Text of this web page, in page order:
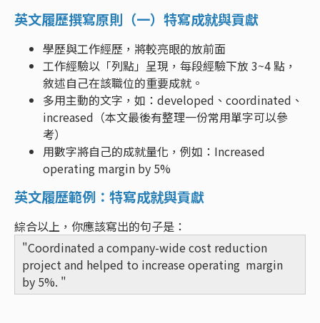
英文履歷撰寫原則（一）特寫成就與貢獻
學歷與工作經歷，將較亮眼的放前面
工作經驗以「列點」呈現，每段經驗下放 3~4 點，
敘述自己在該職位的重要成就。
多用主動的文字，如：developed、coordinated、
increased（本文最後有整理一份常用單字可以參
考）
用數字將自己的成就量化，例如：Increased
operating margin by 5%
英文履歷範例：特寫成就與貢獻
綜合以上，你應該寫出的句子是：
"Coordinated a company-wide cost reduction
project and helped to increase operating margin
by 5%. "